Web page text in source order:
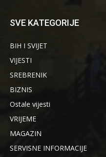
SVE KATEGORIJE
BIH I SVIJET
VIJESTI
SREBRENIK
BIZNIS
Ostale vijesti
VRIJEME
MAGAZIN
SERVISNE INFORMACIJE